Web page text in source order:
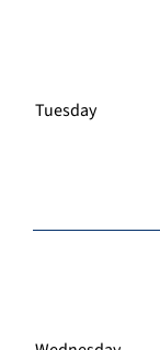
Tuesday